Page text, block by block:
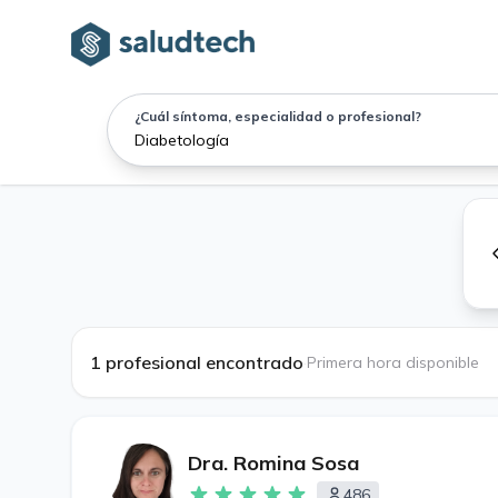
¿Cuál síntoma, especialidad o profesional?
1 profesional encontrado Primera hora disponible
Dra. Romina Sosa